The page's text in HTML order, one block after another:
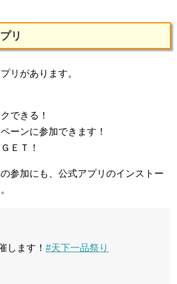
リ
リがあります。
できる！
ーンに参加できます！
ＥＴ！
の参加にも、公式アプリのインストー
します！ #天下一品祭り